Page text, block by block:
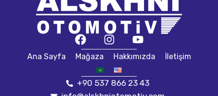
Ana Sayfa Mağaza Hakkımızda İletişim
+90 537 866 23 43